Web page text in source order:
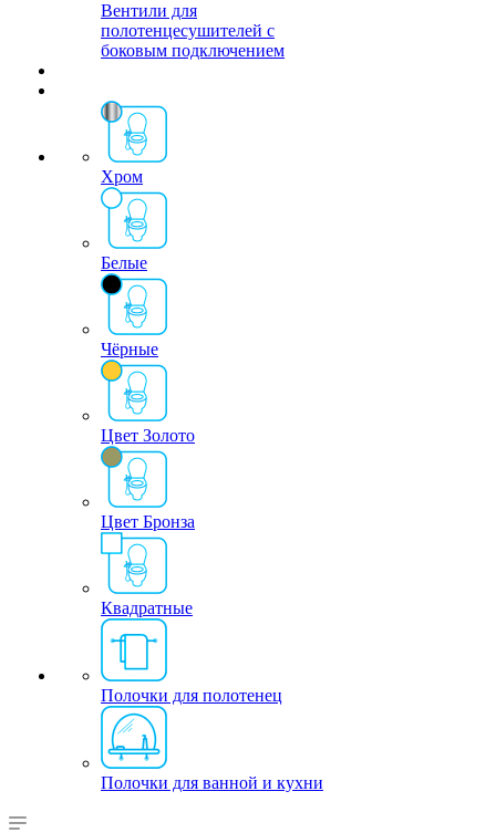
Вентили для
полотенцесушителей с
боковым подключением
Хром
Белые
Чёрные
Цвет Золото
Цвет Бронза
Квадратные
Полочки для полотенец
Полочки для ванной и кухни